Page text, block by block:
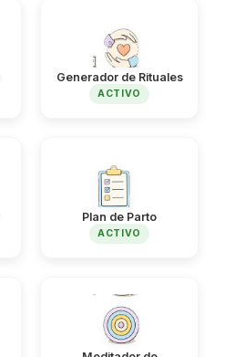
Generador de Rituales
ACTIVO
Plan de Parto
ACTIVO